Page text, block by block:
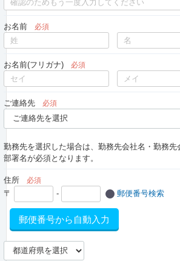
お名前 必須
お名前(フリガナ) 必須
ご連絡先 必須
勤務先を選択した場合は、勤務先会社名・勤務
部署名が必須となります。
住所 必須
〒 - 郵便番号検索
郵便番号から自動入力